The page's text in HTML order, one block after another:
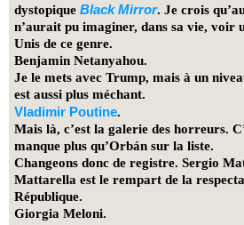
dystopique Black Mirror. Je crois
n’aurait pu imaginer, dans sa vie, voir
Unis de ce genre.
Benjamin Netanyahou.
Je le mets avec Trump, mais à un
est aussi plus méchant.
Vladimir Poutine.
Mais là, c’est la galerie des horreurs.
manque plus qu’Orbán sur la liste.
Changeons donc de registre. Sergio
Mattarella est le rempart de la
République.
Giorgia Meloni.